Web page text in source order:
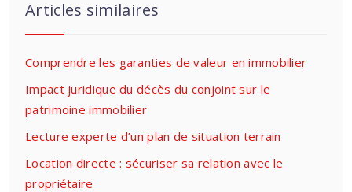
Articles similaires
Comprendre les garanties de valeur en immobilier
Impact juridique du décès du conjoint sur le
patrimoine immobilier
Lecture experte d’un plan de situation terrain
Location directe : sécuriser sa relation avec le
propriétaire